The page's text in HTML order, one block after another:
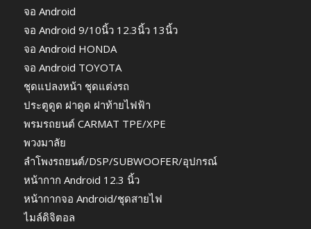
จอ Android
จอ Android 9/10นิ้ว 12.3นิ้ว 13นิ้ว
จอ Android HONDA
จอ Android TOYOTA
ชุดแปลงหน้า ชุดแต่งรถ
ประตูดูด ฝาดูด ฝาท้ายไฟฟ้า
พรมรถยนต์ CARMAT TPE/XPE
พวงมาลัย
ลำโพงรถยนต์/DSP/SUBWOOFER/อุปกรณ์
หน้ากาก Android 12.3 นิ้ว
หน้ากากจอ Android/ชุดสายไฟ
ไมล์ดิจิตอล